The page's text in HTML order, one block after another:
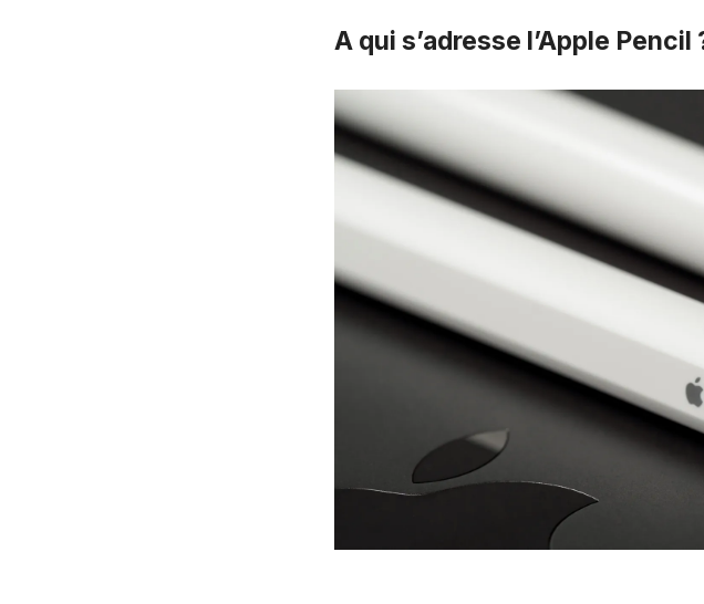
A qui s’adresse l’Apple Pencil